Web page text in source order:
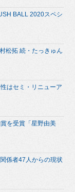
BALL 2020スペシ
松拓 続・たっきゅん
はセミ・リニューア
を受賞「星野由美
係者47人からの現状